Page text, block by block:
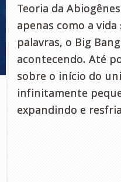
Teoria da
apenas como a
palavras, o Big
acontecendo. Até
sobre o início do
infinitamente
expandindo e